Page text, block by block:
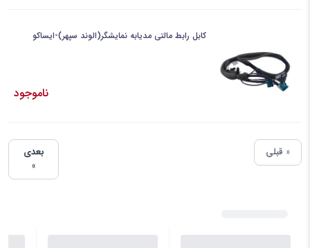
کابل رابط مالتی مدیابه نمایشگر(الوند سپهر)-ایساکو
ناموجود
« قبلی
بعدی
»